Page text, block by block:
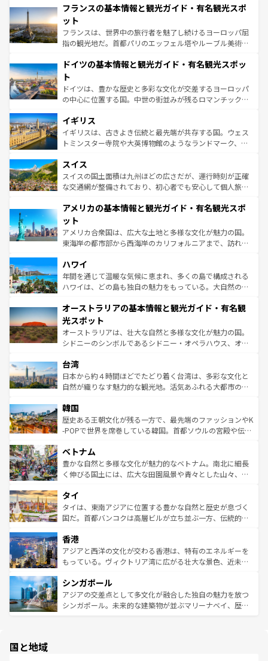
なお、新着のイタリア情報はコンテンツ一覧を参照してほ
しい。
文化が根付くこの国では、情熱的なフラメンコ、熱気あふ
れる闘牛、そして美味しいタパスが生活の一部となってい
る。首都マドリードの洗練された雰囲気や、バルセロナの
アートに溢れた街角から、地方では古代ローマ遺跡や中世
せる。地方によって風土や気候が異なるスペインはその個
ンテンツ一覧 を参照してほしい。
フランスの基本情報と観光ガイド・有名観光スポ
ット
フランスは、世界中の旅行者を魅了し続けるヨーロッパ屈
指の観光地だ。首都パリのエッフェル塔やルーブル美術館
で、幅広い魅力が詰まっている。華麗な宮殿、歴史的な大
聖堂、美しいビーチ、そして豊かな自然が、訪れる者を心
から魅了する。また、フランスは美食の国としても知ら
れ、フランス料理はユネスコ無形文化遺産にも登録されて
香り高いラベンダー畑など、多彩な楽しみ方が可能だ。さ
らに、パリ以外の地域にも魅力が溢れており、どの街角に
も豊かな歴史と文化が息づいている。パリ以外の個性あふ
を参照してほしい。
ドイツの基本情報と観光ガイド・有名観光スポッ
ト
ドイツは、豊かな歴史と多彩な文化が交差するヨーロッパ
の中心に位置する国。中世の街並みが残るロマンチック街
顔を持つこの国は、どこを歩いても飽きることがない。ベ
ルリンの文化的活気、バイエルン州のアルプスの絶景、そ
してライン川沿いのワイン畑といった風景は必見。ビール
は、お酒好きな人にはぜひ体験してほしい。 なお、新着の
ドイツ情報はコンテンツ一覧を参照してほしい。
イギリス
イギリスは、古きよき伝統と最先端が共存する国。ウェス
トミンスター寺院や大英博物館のようなランドマーク、歴
リアごとに異なる魅力がある。また、優雅なアフタヌーン
ティー、ビール好きにはたまらない英国パブ、サッカー観
戦など、本場だからこそできる体験も豊富。イギリスを旅
ンツ一覧を参照してほしい。
スイス
スイスの国土面積は九州ほどの広さだが、運行時刻が正確
な交通網が整備されており、初心者でも安心して個人旅行
の建物がそのまま残る町や、スイスならではのユニークな
博物館もあり、アルプス観光だけでなく町歩きも満喫する
ことができる。国民の所得が高いため物価も高いが、旅行
者向けの交通パス提供のサービスもあり、うまく活用すれ
着のスイス情報は
アメリカの基本情報と観光ガイド・有名観光スポ
ット
アメリカ合衆国は、広大な土地と多様な文化が魅力の国。
東海岸の都市部から西海岸のカリフォルニアまで、訪れる
のような巨大都市は、観光、ショッピング、エンターテイ
ンメントが詰まった刺激的なスポットだ。一方、アメリカ
西部には大自然が広がり、グランドキャニオンやイエロー
部のニューオーリンズでは、音楽と美食が融合した独特の
文化が魅力。旅行者はアメリカの各地域で異なる魅力を楽
しみながら、その多様性と豊かな歴史を感じることができ
るだろう。車でのロードトリップや列車の旅も、アメリカ
情報は
ハワイ
年間を通じて温暖な気候に恵まれ、多くの島で構成される
ハワイは、どの島も独自の魅力をもっている。大自然の神
ワイ島は見逃せない。また、定番の観光地といえばオアフ
島だが、静かな自然を求めるならマウイ島やカウアイ島が
おすすめ。エメラルドグリーンに輝く海をはじめ、豊かな
文化や歴史が息づいている。「アロハスピリット」と呼ば
人々、おいしいローカルフードやハワイアンミュージッ
ク、伝統的なフラダンスなど、すべてがハワイの魅力を彩
っている。訪れるたびに新しい発見と感動が待っているハ
はコンテンツ一覧
オーストラリアの基本情報と観光ガイド・有名観
光スポット
オーストラリアは、壮大な自然と多様な文化が魅力の国。
シドニーのシンボルであるシドニー・オペラハウス、オー
リアリーフや大陸中央部にそびえるウルル（エアーズロッ
ク）、タスマニアの美しい原生林やケアンズの熱帯雨林な
ど、見どころがたくさん。また、カフェやワイン、オージ
いる。アクティビティも充実しており、サーフィンやダイ
ビング、ハイキングなど、アウトドア好きにはたまらな
い。オーストラリアの多彩な魅力を存分に味わいつくそ
参照してほしい。
台湾
日本から約４時間ほどでたどり着く台湾は、多彩な文化と
自然が織りなす魅力的な観光地。活気あふれる大都市の台
ン）、静ひつな山岳地帯である台湾東部など、都市の喧騒
と山間の静けさが共存しており、訪れる人に新しい発見と
驚きをもたらしてくれる。また、奥深い台湾の食文化も魅
容にもいいと評判のスイーツなど、バラエティ豊かな料理
が味わえる。 なお、新着の台湾情報は コンテンツ一覧を参
照してほしい。
韓国
歴史ある王朝文化が残る一方で、最先端のファッションやK
-POPで世界を席巻している韓国。首都ソウルの宮殿や伝統
き、地方に足を延ばせば四季折々の自然美を楽しむことが
できる。そして、キムチや焼肉、絶品のストリートフード
まで、さまざまな韓国料理が待っている。夜には、韓国な
リティに包まれながら、韓国の多彩な魅力を心ゆくまで味
わってみてほしい。 なお、新着の韓国情報はコンテンツ一
覧を参照してほしい。
ベトナム
豊かな自然と多様な文化が魅力的なベトナム。南北に細長
く伸びる国土には、広大な田園風景や青々とした山々、世
急速な発展と共に伝統が息づく。ハノイの古い町並みやホ
ーチミン市のフランス統治時代の建物も、独特の雰囲気を
醸し出している。また、バラエティの豊かさとおいしさで
とつ。フォーやバインミー、ベトナムコーヒーなどは、ぜ
ひ現地で味わいたい。どの地域を訪れてもあたたかい人々
が旅行者を迎えてくれるので、きっと忘れられない旅にな
参照してほしい。
タイ
タイは、東南アジアに位置する豊かな自然と歴史が息づく
国だ。首都バンコクは高層ビルが立ち並ぶ一方、伝統的な
の活気が交差している。北部ではチェンマイなどの山岳地
帯で自然と触れ合い、南部ではプーケットやクラビの美し
いビーチでリゾート気分を楽しむことができる。タイ料理
激する。気候は一年中温暖で、どの季節にも異なる楽しみ
が待っている。親しみやすいタイの人々、仏教を中心とし
た文化、そして多様な観光資源が、訪れる旅人を魅了し続
香港
アジアと西洋の文化が交わる香港は、特有のエネルギーを
もっている。ヴィクトリア湾に広がる壮大な景色、近未来
み、どこを訪れても感動するはず。観光スポットが密集し
ており、効率よく見どころを回れるのも魅力。息をのむよ
うな絶景から文化的な体験まで、香港を存分に楽しみ尽く
シンガポール
アジアの交差点として多文化が融合した独自の魅力を放つ
シンガポール。未来的な建築物が並ぶマリーナベイ、歴史
国と地域